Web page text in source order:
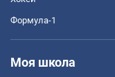
Формула-1
Моя школа